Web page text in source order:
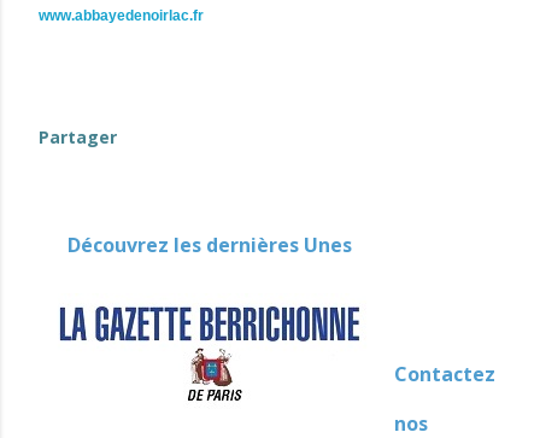
www.abbayedenoirlac.fr
Partager
Découvrez les dernières Unes
Contactez
nos